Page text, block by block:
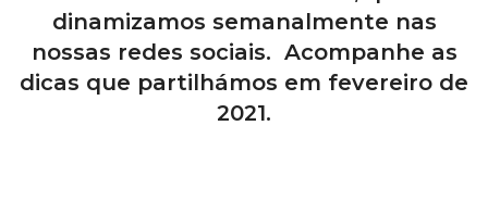
dinamizamos semanalmente nas
nossas redes sociais. Acompanhe as
dicas que partilhámos em fevereiro de
2021.